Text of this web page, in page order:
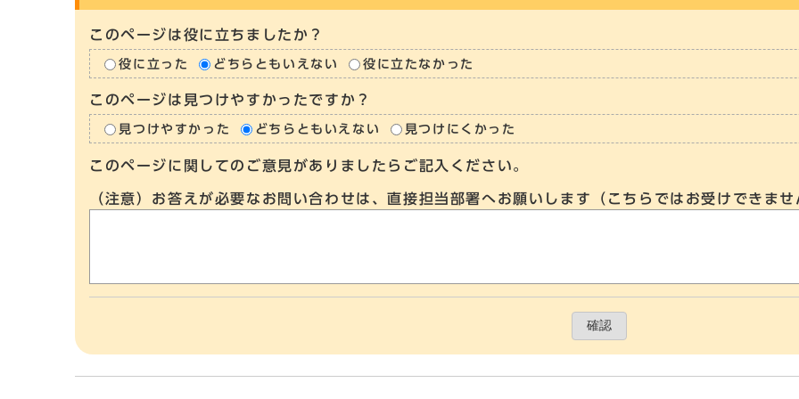
このページは役に立ちましたか？
役に立った どちらともいえない 役に立たなかった
このページは見つけやすかったですか？
見つけやすかった どちらともいえない 見つけにくかった
このページに関してのご意見がありましたらご記入ください。
（注意）お答えが必要なお問い合わせは、直接担当部署へお願いします（こちらではお受けできま
確認